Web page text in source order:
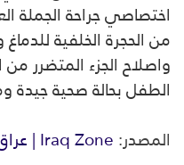
اختصاصي جراحة الجملة
من الحجرة الخلفية
واصلاح الجزء المتضرر من
الطفل بحالة صحية جيدة
المصدر:Iraq Zone | عراق زون